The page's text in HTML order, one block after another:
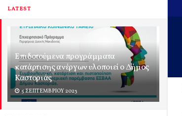
LATEST
Επιδοτούμενα προγράμματα
κατάρτισης ανέργων υλοποιεί ο Δήμος
Καστοριάς
5 ΣΕΠΤΕΜΒΡΊΟΥ 2023